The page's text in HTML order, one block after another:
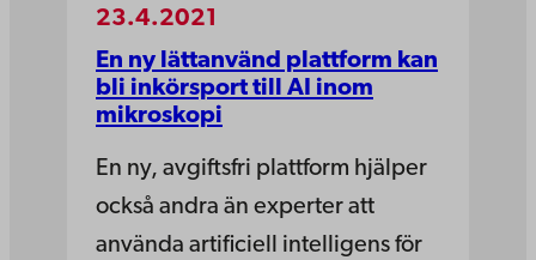
23.4.2021
En ny lättanvänd plattform kan
bli inkörsport till AI inom
mikroskopi
En ny, avgiftsfri plattform hjälper
också andra än experter att
använda artificiell intelligens för